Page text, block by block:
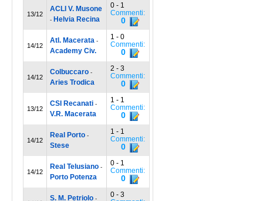
13/12
ACLI V. Musone
- Helvia Recina
0 - 1
Commenti:
0
14/12
Atl. Macerata -
Academy Civ.
1 - 0
Commenti:
0
14/12
Colbuccaro-
Aries Trodica
2 - 3
Commenti:
0
13/12
CSI Recanati-
V.R. Macerata
1 - 1
Commenti:
0
14/12
Real Porto-
Stese
1 - 1
Commenti:
0
14/12
Real Telusiano-
Porto Potenza
0 - 1
Commenti:
0
S. M. Petriolo-
0 - 3